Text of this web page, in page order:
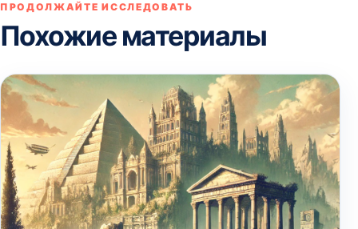
ПРОДОЛЖАЙТЕ ИССЛЕДОВАТЬ
Похожие материалы